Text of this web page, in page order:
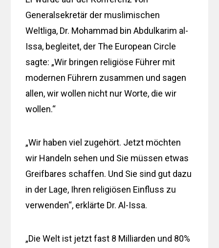
Generalsekretär der muslimischen
Weltliga, Dr. Mohammad bin Abdulkarim al-
Issa, begleitet, der The European Circle
sagte: „Wir bringen religiöse Führer mit
modernen Führern zusammen und sagen
allen, wir wollen nicht nur Worte, die wir
wollen.“
„Wir haben viel zugehört. Jetzt möchten
wir Handeln sehen und Sie müssen etwas
Greifbares schaffen. Und Sie sind gut dazu
in der Lage, Ihren religiösen Einfluss zu
verwenden“, erklärte Dr. Al-Issa.
„Die Welt ist jetzt fast 8 Milliarden und 80%